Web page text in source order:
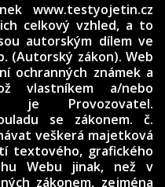
www.testyojetin.cz
celkový vzhled, a to
autorským dílem ve
(Autorský zákon). Web
ochranných známek a
vlastníkem a/nebo
je Provozovatel.
se zákonem. č.
veškerá majetková
textového, grafického
Webu jinak, než v
zákonem, zejména